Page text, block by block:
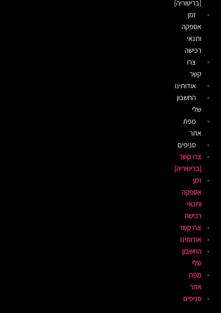
[בריטוריה]
זמן
אספקה
ותנאי
רכישה
צרו
קשר
אודותינו
החשבון
שלי
מפת
אתר
סניפים
צרו קשר
[בריטוריה]
זמן
אספקה
ותנאי
רכישה
צרו קשר
אודותינו
החשבון
שלי
מפת
אתר
סניפים